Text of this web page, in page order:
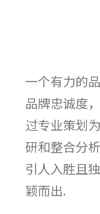
一个有力的
品牌忠诚度
过专业策划
研和整合分
引人入胜且
颖而出.